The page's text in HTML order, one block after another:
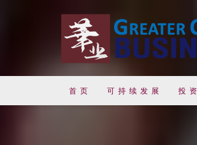
首 页 可 持 续 发 展 投 资